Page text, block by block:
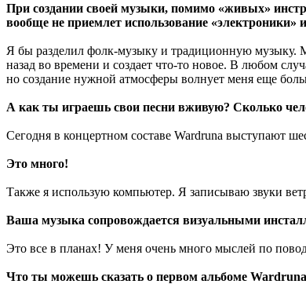
При создании своей музыки, помимо «живых»
вообще не приемлет использование «электроники»
Я бы разделил фолк-музыку и традиционную музыку.
назад во времени и создает что-то новое. В любом
но создание нужной атмосферы волнует меня еще
А как ты играешь свои песни вживую? Сколько
Сегодня в концертном составе Wardruna выступают
Это много!
Также я использую компьютер. Я записываю звуки
Ваша музыка сопровождается визуальными
Это все в планах! У меня очень много мыслей по
Что ты можешь сказать о первом альбоме